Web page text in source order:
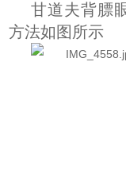
甘道夫背膘
方法如图所示